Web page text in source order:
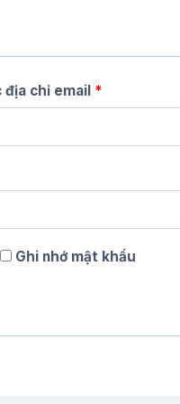
địa chỉ email *
Ghi nhớ mật khẩu